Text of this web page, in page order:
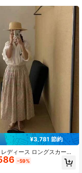
¥3,781 節約
レディース ロングスカート
アスカート 小花柄 ハイウ
エストゴム Aライン マキシ
-59%